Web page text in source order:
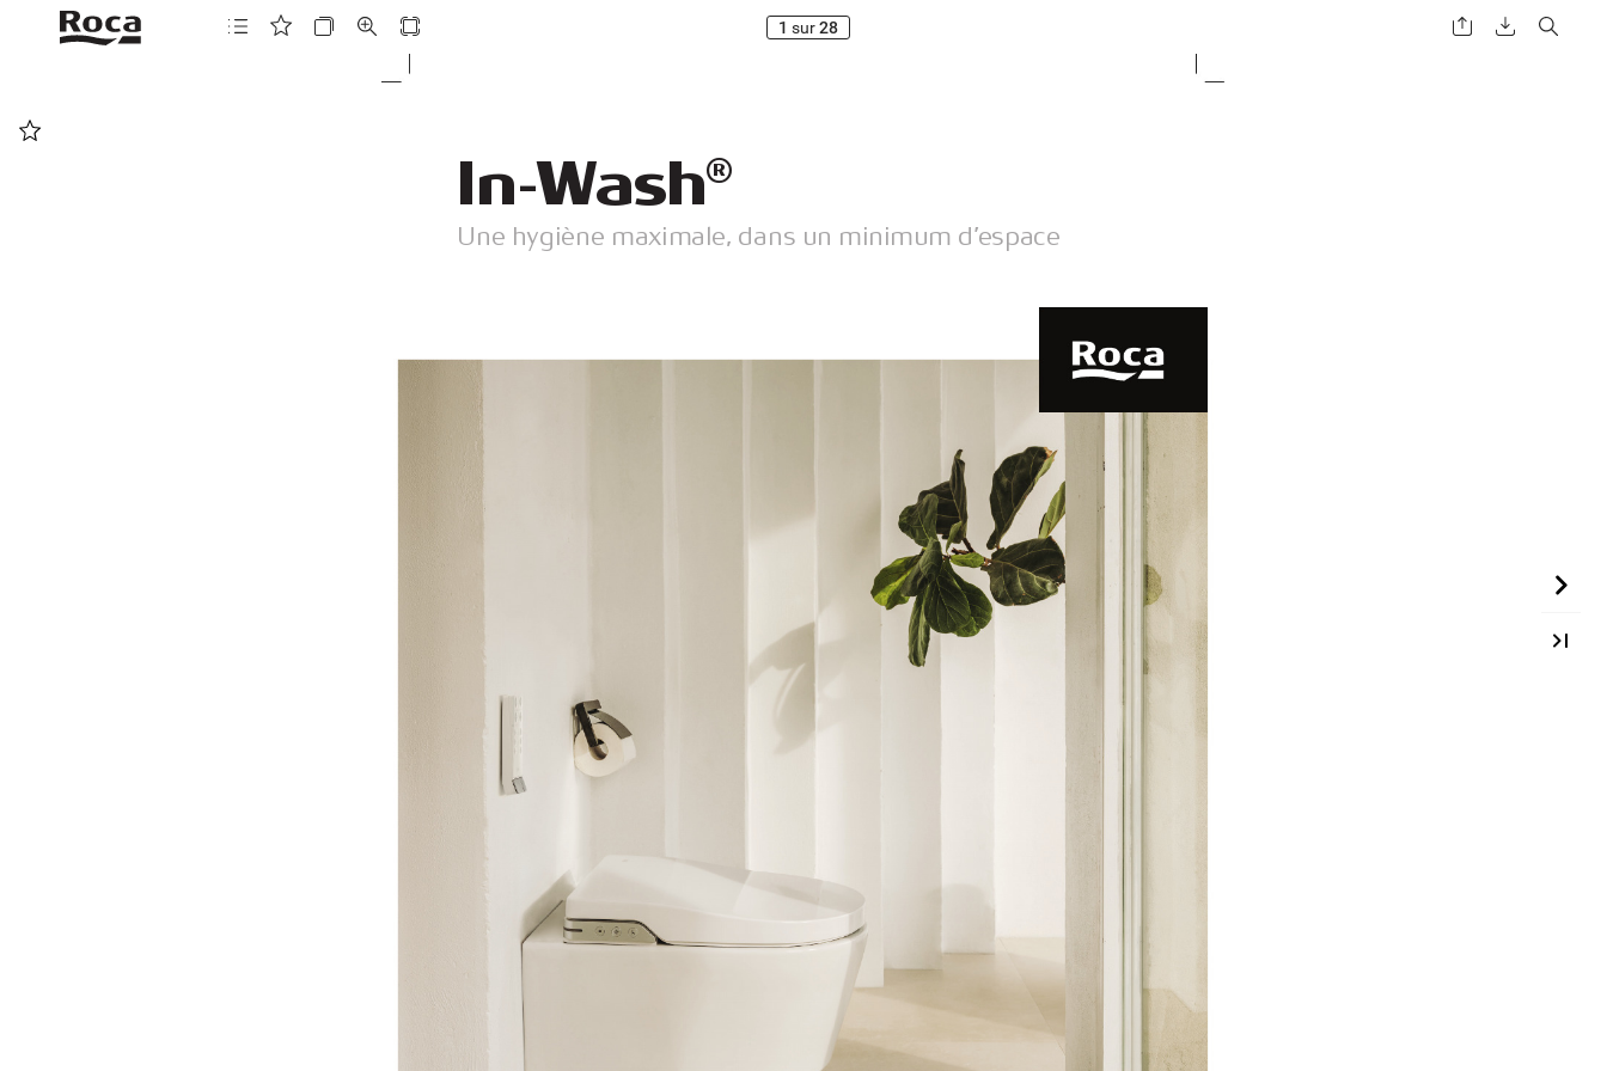
1 sur 28
In-Wash®
Une hygiène maximale, dans un minimum d’espace